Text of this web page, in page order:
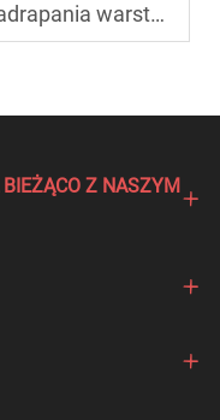
utrzymuje połysk?
Z NASZYM